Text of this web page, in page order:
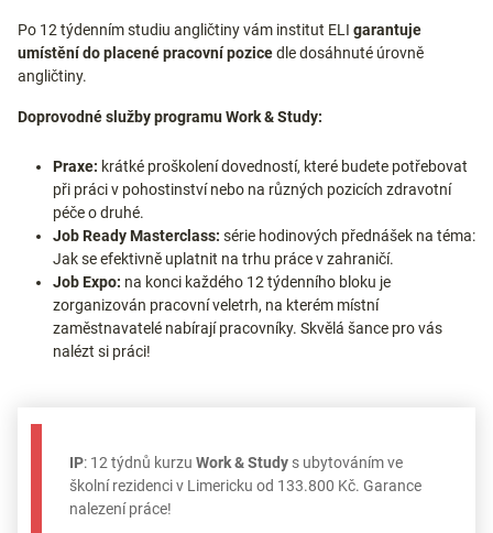
Po 12 týdenním studiu angličtiny vám institut ELI garantuje
umístění do placené pracovní pozicedle dosáhnuté úrovně
angličtiny.
Doprovodné služby programu Work & Study:
Praxe: krátké proškolení dovedností, které budete potřebovat
při práci v pohostinství nebo na různých pozicích zdravotní
péče o druhé.
Job Ready Masterclass: série hodinových přednášek na téma:
Jak se efektivně uplatnit na trhu práce v zahraničí.
Job Expo: na konci každého 12 týdenního bloku je
zorganizován pracovní veletrh, na kterém místní
zaměstnavatelé nabírají pracovníky. Skvělá šance pro vás
nalézt si práci!
IP: 12 týdnů kurzu Work & Study s ubytováním ve
školní rezidenci v Limericku od 133.800 Kč. Garance
nalezení práce!